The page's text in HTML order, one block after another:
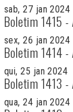
sab, 27 jan 2024
Boletim 1415
sex, 26 jan 2024
Boletim 1414
qui, 25 jan 2024
Boletim 1413
qua, 24 jan 2024